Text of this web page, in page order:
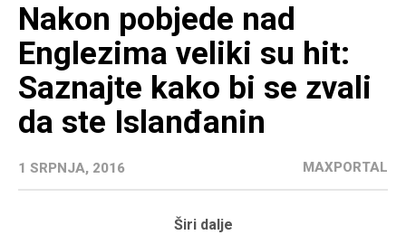
Nakon pobjede nad
Englezima veliki su hit:
Saznajte kako bi se zvali
da ste Islanđanin
1 SRPNJA, 2016 MAXPORTAL
Širi dalje